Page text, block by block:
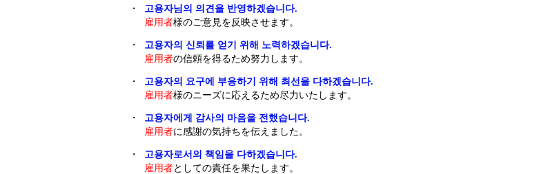
・
고용자님의 의견을 반영하겠습니다.
雇用者様のご意見を反映させます。
・
고용자의 신뢰를 얻기 위해 노력하겠습니다.
雇用者の信頼を得るため努力します。
・
고용자의 요구에 부응하기 위해 최선을 다하겠습니다.
雇用者様のニーズに応えるため尽力いたします。
・
고용자에게 감사의 마음을 전했습니다.
雇用者に感謝の気持ちを伝えました。
・
고용자로서의 책임을 다하겠습니다.
雇用者としての責任を果たします。